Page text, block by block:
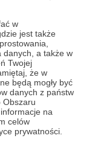
w
jest także
danych, a także w
Twojej
że w
będą mogły być
danych z państw
Obszaru
na
celów
prywatności.
Ogdowskijuż